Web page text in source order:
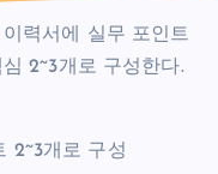
력서에 실무 포인트
2~3개로 구성한다.
2~3개로 구성